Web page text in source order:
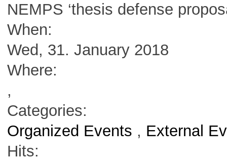
NEMPS ‘thesis defense
When:
Wed, 31. January 2018
Where:
,
Categories:
Organized Events , External
Hits: